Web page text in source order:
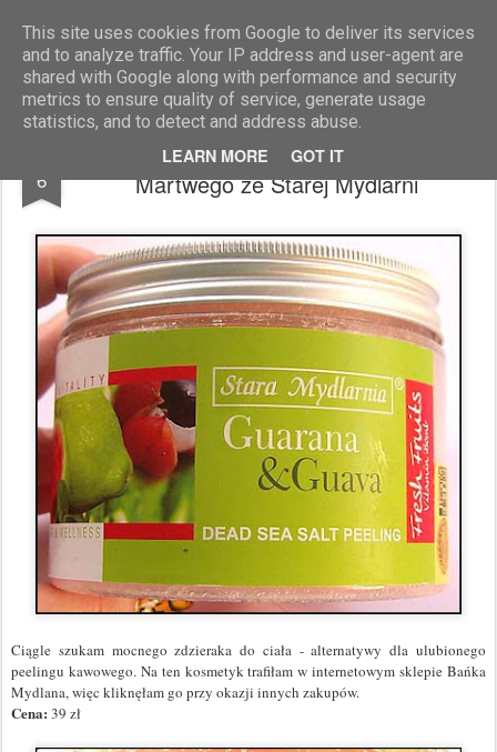
This site uses cookies from Google to deliver its services
and to analyze traffic. Your IP address and user-agent are
shared with Google along with performance and security
metrics to ensure quality of service, generate usage
statistics, and to detect and address abuse.
LEARN MORE GOT IT
Blog Moniszona
6
Peeling do ciała na bazie soli z Morza
Martwego ze Starej Mydlarni
Ciągle szukam mocnego zdzieraka do ciała - alternatywy dla ulubionego
peelingu kawowego. Na ten kosmetyk trafiłam w internetowym sklepie Bańka
Mydlana, więc kliknęłam go przy okazji innych zakupów.
Cena: 39 zł